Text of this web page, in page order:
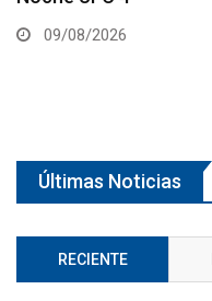
09/08/2026
Últimas Noticias
RECIENTE